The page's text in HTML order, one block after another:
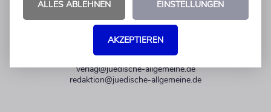
+49 30 275833 0
Mo-Do 9-17 Uhr
verlag@juedische-allgemeine.de
redaktion@juedische-allgemeine.de
ALLES ABLEHNEN EINSTELLUNGEN
AKZEPTIEREN